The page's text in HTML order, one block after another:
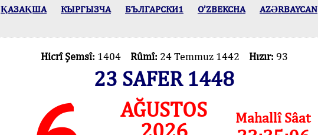
ҚАЗАҚША КЫPГЫЗЧA БЪЛГАРСКИ1 O’ZBEKCHA AZӘRBAYCAN
Hicrî Şemsî: 1404 Rûmî: 24 Temmuz 1442 Hızır: 93
23 SAFER 1448
AĞUSTOS
Mahallî Sâat